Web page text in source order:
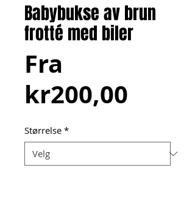
Babybukse av brun
frotté med biler
Fra
kr200,00
Størrelse *